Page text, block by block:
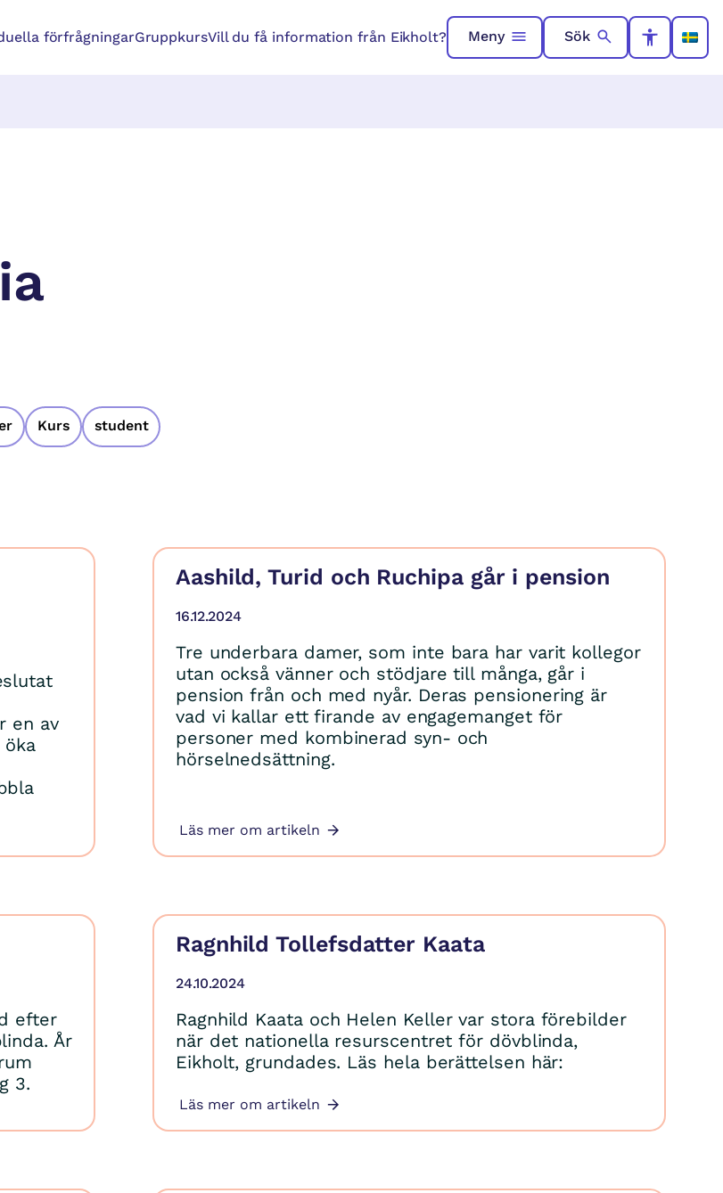
förfrågningarGruppkursVill du få information från Eikholt? Meny Sök
Kurs student
en av
Aashild, Turid och Ruchipa går i pension
16.12.2024
Tre underbara damer, som inte bara har varit kollegor
utan också vänner och stödjare till många, går i
pension från och med nyår. Deras pensionering är
vad vi kallar ett firande av engagemanget för
personer med kombinerad syn- och
hörselnedsättning.
Läs mer om artikeln
efter
År
3.
Ragnhild Tollefsdatter Kaata
24.10.2024
Ragnhild Kaata och Helen Keller var stora förebilder
när det nationella resurscentret för dövblinda,
Eikholt, grundades. Läs hela berättelsen här:
Läs mer om artikeln